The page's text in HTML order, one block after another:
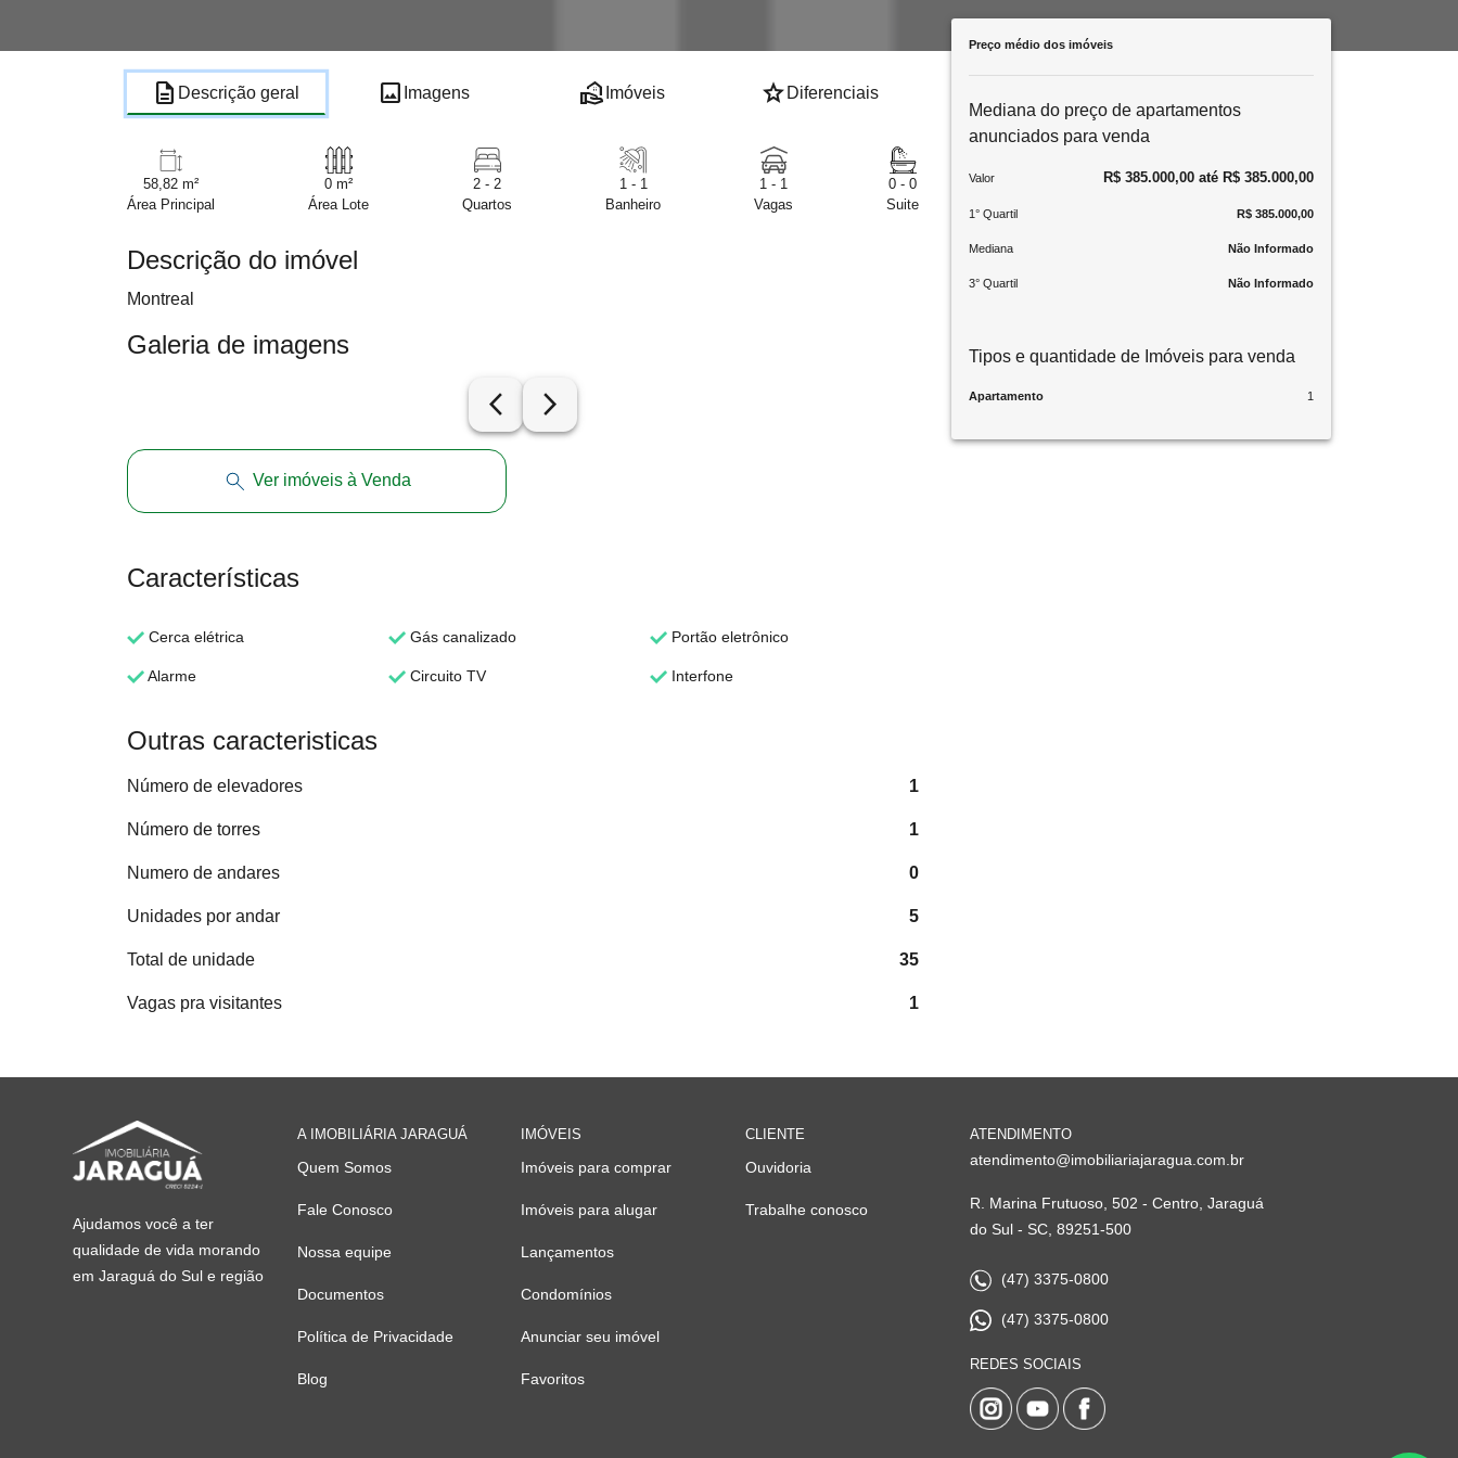
description Descrição geral image Imagens real_estate_agent Imóveis star Diferenciais
58,82 m²
Área Principal
0 m²
Área Lote
2 - 2
Quartos
1 - 1
Banheiro
1 - 1
Vagas
0 - 0
Suite
Descrição do imóvel
Montreal
Galeria de imagens
arrow_back_ios_new arrow_forward_ios
Ver imóveis à Venda
Características
Cerca elétrica Gás canalizado Portão eletrônico
Alarme Circuito TV Interfone
Outras caracteristicas
Número de elevadores 1
Número de torres 1
Numero de andares 0
Unidades por andar 5
Total de unidade 35
Vagas pra visitantes 1
Preço médio dos imóveis
Mediana do preço de apartamentos
anunciados para venda
Valor R$ 385.000,00 até R$ 385.000,00
1° Quartil R$ 385.000,00
Mediana Não Informado
3° Quartil Não Informado
Tipos e quantidade de Imóveis para venda
Apartamento 1
Ajudamos você a ter
qualidade de vida morando
em Jaraguá do Sul e região
A IMOBILIÁRIA JARAGUÁ
Quem Somos
Fale Conosco
Nossa equipe
Documentos
Política de Privacidade
Blog
IMÓVEIS
Imóveis para comprar
Imóveis para alugar
Lançamentos
Condomínios
Anunciar seu imóvel
Favoritos
CLIENTE
Ouvidoria
Trabalhe conosco
ATENDIMENTO
atendimento@imobiliariajaragua.com.br
R. Marina Frutuoso, 502 - Centro, Jaraguá
do Sul - SC, 89251-500
(47) 3375-0800
(47) 3375-0800
REDES SOCIAIS